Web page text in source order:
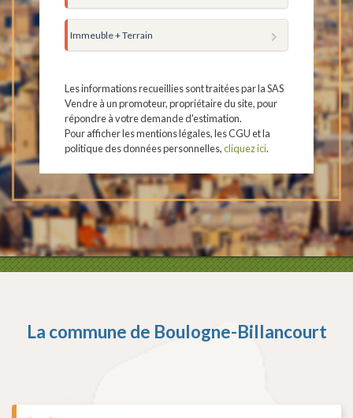
Immeuble + Terrain
Les informations recueillies sont traitées par la SAS
Vendre à un promoteur, propriétaire du site, pour
répondre à votre demande d'estimation.
Pour afficher les mentions légales, les CGU et la
politique des données personnelles,cliquez ici.
La commune de Boulogne-Billancourt